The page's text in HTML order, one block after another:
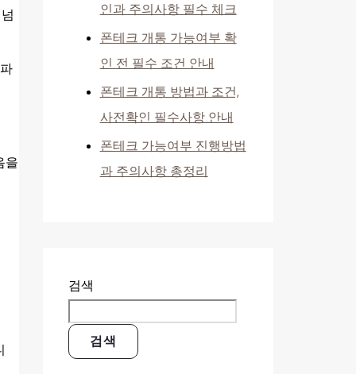
을
인과 주의사항 필수 체크
폰테크 개통 가능여부 확
인 전 필수 조건 안내
폰테크 개통 방법과 조건,
사전확인 필수사항 안내
폰테크 가능여부 진행방법
과 주의사항 총정리
검색
검색